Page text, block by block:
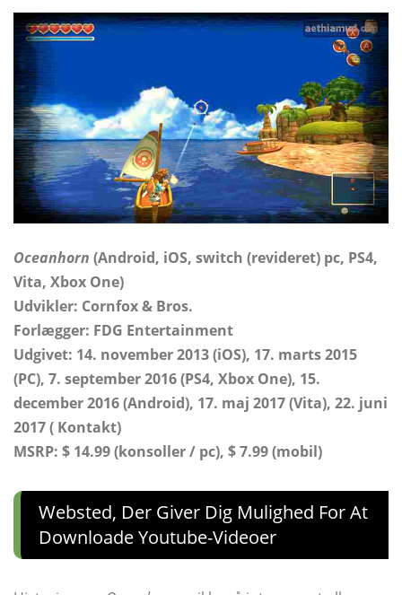
Oceanhorn (Android, iOS, switch (revideret) pc, PS4,
Vita, Xbox One)
Udvikler: Cornfox & Bros.
Forlægger: FDG Entertainment
Udgivet: 14. november 2013 (iOS), 17. marts 2015
(PC), 7. september 2016 (PS4, Xbox One), 15.
december 2016 (Android), 17. maj 2017 (Vita), 22. juni
2017 ( Kontakt)
MSRP: $ 14.99 (konsoller / pc), $ 7.99 (mobil)
Websted, Der Giver Dig Mulighed For At
Downloade Youtube-Videoer